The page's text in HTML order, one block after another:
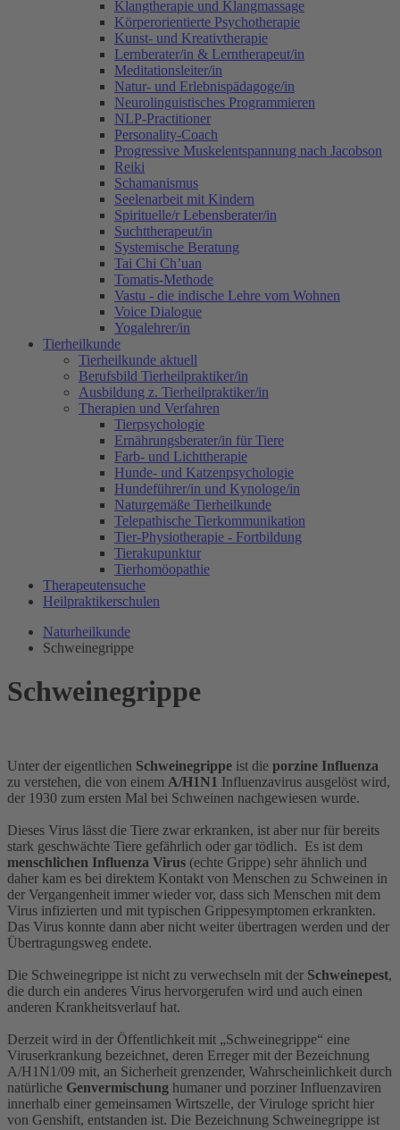
Klangtherapie und Klangmassage
Körperorientierte Psychotherapie
Kunst- und Kreativtherapie
Lernberater/in & Lerntherapeut/in
Meditationsleiter/in
Natur- und Erlebnispädagoge/in
Neurolinguistisches Programmieren
NLP-Practitioner
Personality-Coach
Progressive Muskelentspannung nach Jacobson
Reiki
Schamanismus
Seelenarbeit mit Kindern
Spirituelle/r Lebensberater/in
Suchttherapeut/in
Systemische Beratung
Tai Chi Ch’uan
Tomatis-Methode
Vastu - die indische Lehre vom Wohnen
Voice Dialogue
Yogalehrer/in
Tierheilkunde
Tierheilkunde aktuell
Berufsbild Tierheilpraktiker/in
Ausbildung z. Tierheilpraktiker/in
Therapien und Verfahren
Tierpsychologie
Ernährungsberater/in für Tiere
Farb- und Lichttherapie
Hunde- und Katzenpsychologie
Hundeführer/in und Kynologe/in
Naturgemäße Tierheilkunde
Telepathische Tierkommunikation
Tier-Physiotherapie - Fortbildung
Tierakupunktur
Tierhomöopathie
Therapeutensuche
Heilpraktikerschulen
Naturheilkunde
Schweinegrippe
Schweinegrippe
Unter der eigentlichen Schweinegrippe ist die porzine Influenza
zu verstehen, die von einem A/H1N1 Influenzavirus ausgelöst wird,
der 1930 zum ersten Mal bei Schweinen nachgewiesen wurde.
Dieses Virus lässt die Tiere zwar erkranken, ist aber nur für bereits
stark geschwächte Tiere gefährlich oder gar tödlich. Es ist dem
menschlichen Influenza Virus (echte Grippe) sehr ähnlich und
daher kam es bei direktem Kontakt von Menschen zu Schweinen in
der Vergangenheit immer wieder vor, dass sich Menschen mit dem
Virus infizierten und mit typischen Grippesymptomen erkrankten.
Das Virus konnte dann aber nicht weiter übertragen werden und der
Übertragungsweg endete.
Die Schweinegrippe ist nicht zu verwechseln mit der Schweinepest,
die durch ein anderes Virus hervorgerufen wird und auch einen
anderen Krankheitsverlauf hat.
Derzeit wird in der Öffentlichkeit mit „Schweinegrippe“ eine
Viruserkrankung bezeichnet, deren Erreger mit der Bezeichnung
A/H1N1/09 mit, an Sicherheit grenzender, Wahrscheinlichkeit durch
natürliche Genvermischung humaner und porziner Influenzaviren
innerhalb einer gemeinsamen Wirtszelle, der Viruloge spricht hier
von Genshift, entstanden ist. Die Bezeichnung Schweinegrippe ist